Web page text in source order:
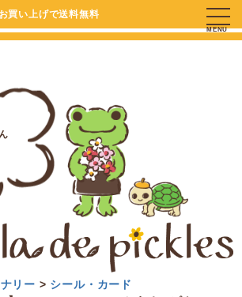
買い上げで送料無料
MENU
リー
シール・カード